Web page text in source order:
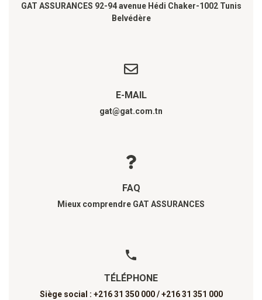
GAT ASSURANCES 92-94 avenue Hédi Chaker-1002 Tunis
Belvédère
E-MAIL
gat@gat.com.tn
FAQ
Mieux comprendre GAT ASSURANCES
TÉLÉPHONE
Siège social : +216 31 350 000 / +216 31 351 000